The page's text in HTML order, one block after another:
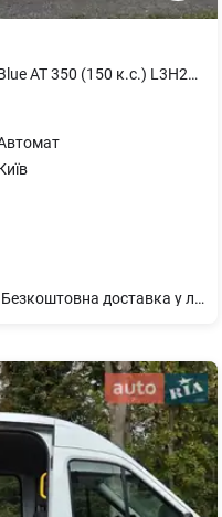
AT 350 (150 к.с.) L3H2 •
9 місць 2026 рік Авто у наявності!!! Безкоштовна доставка у любий регіон України